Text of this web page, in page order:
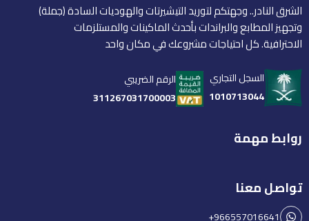
الشرق النادر.. وجهتكم لتوريد التيشيرتات والهوديات السادة (جملة)
وتجهيز المطابع والبراندات بأحدث الماكينات والمستلزمات
الاحترافية. كل احتياجات مشروعك في مكان واحد
السجل التجاري
1010713044
الرقم الضريبي
311267031700003
روابط مهمة
تواصل معنا
+966557016641